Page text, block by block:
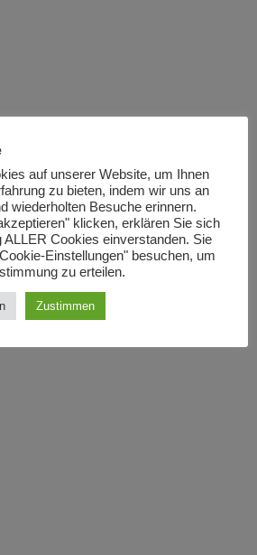
auf unserer Website, um Ihnen
zu bieten, indem wir uns an
wiederholten Besuche erinnern.
klicken, erklären Sie sich
ALLER Cookies einverstanden. Sie
Einstellungen" besuchen, um
zu erteilen.
Zustimmen